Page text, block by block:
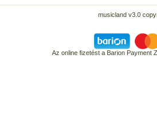
musicland v3.0
Az online fizetést a Barion Payment